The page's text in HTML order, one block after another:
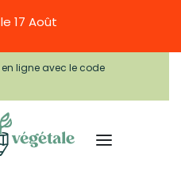
17 Août
ligne avec le code